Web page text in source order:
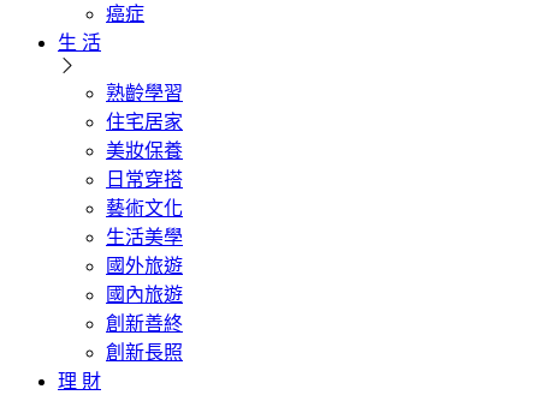
癌症
生 活
熟齡學習
住宅居家
美妝保養
日常穿搭
藝術文化
生活美學
國外旅遊
國內旅遊
創新善終
創新長照
理 財